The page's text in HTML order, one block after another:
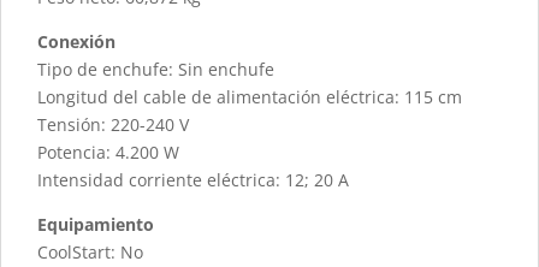
Conexión
Tipo de enchufe: Sin enchufe
Longitud del cable de alimentación eléctrica: 115 cm
Tensión: 220-240 V
Potencia: 4.200 W
Intensidad corriente eléctrica: 12; 20 A
Equipamiento
CoolStart: No